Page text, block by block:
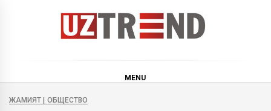
MENU
ЖАМИЯТ | ОБЩЕСТВО